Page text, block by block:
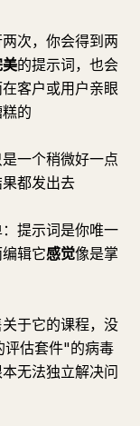
次，你会得到两
的提示词，也会
客户或用户亲眼
的
一个稍微好一点
都发出去
提示词是你唯一
辑它感觉像是掌
于它的课程，没
评估套件"的病毒
无法独立解决问